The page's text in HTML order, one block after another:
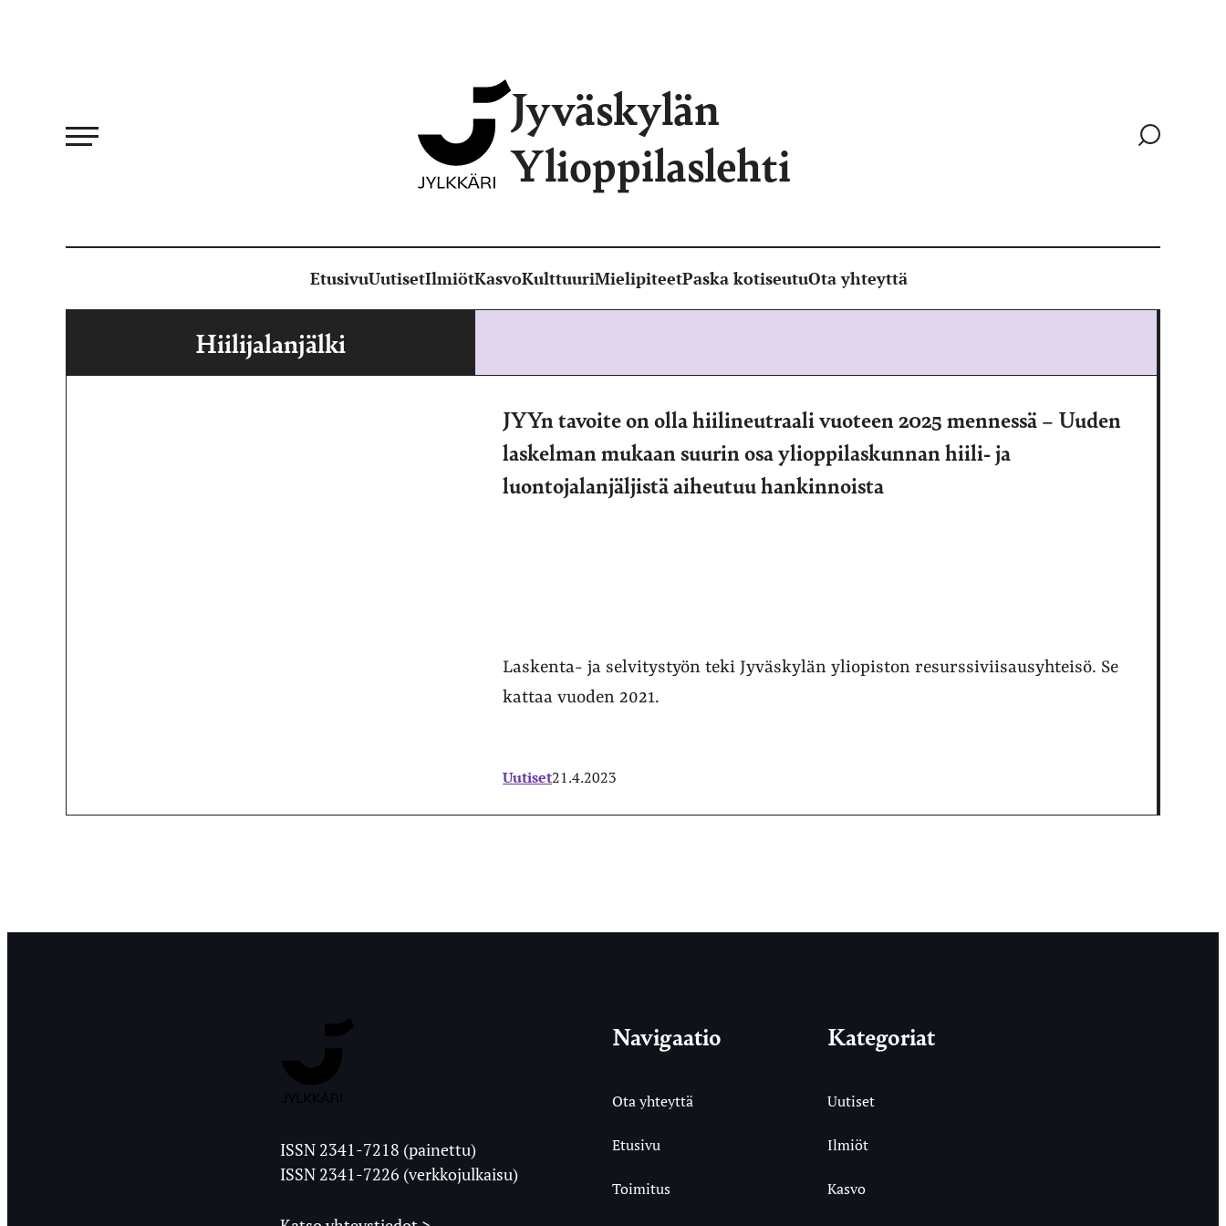
Jyväskylän
Ylioppilaslehti
Siirry
EtusivuUutisetIlmiötKasvoKulttuuriMielipiteetPaska kotiseutuOta yhteyttä
Hiilijalanjälki
JYYn tavoite on olla hiilineutraali vuoteen 2025 mennessä – Uuden
laskelman mukaan suurin osa ylioppilaskunnan hiili- ja
luontojalanjäljistä aiheutuu hankinnoista
Laskenta- ja selvitystyön teki Jyväskylän yliopiston resurssiviisausyhteisö. Se
kattaa vuoden 2021.
Uutiset21.4.2023
Ylioppilaslehti
ISSN 2341-7218 (painettu)
ISSN 2341-7226 (verkkojulkaisu)
Navigaatio
Ota yhteyttä
Etusivu
Toimitus
Kategoriat
Uutiset
Ilmiöt
Kasvo